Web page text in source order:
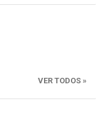
VER TODOS »